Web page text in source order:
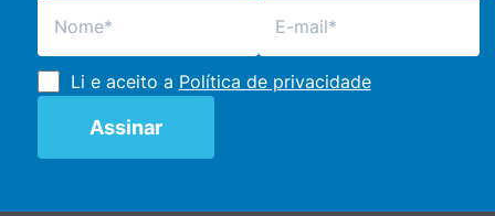
Li e aceito a Política de privacidade